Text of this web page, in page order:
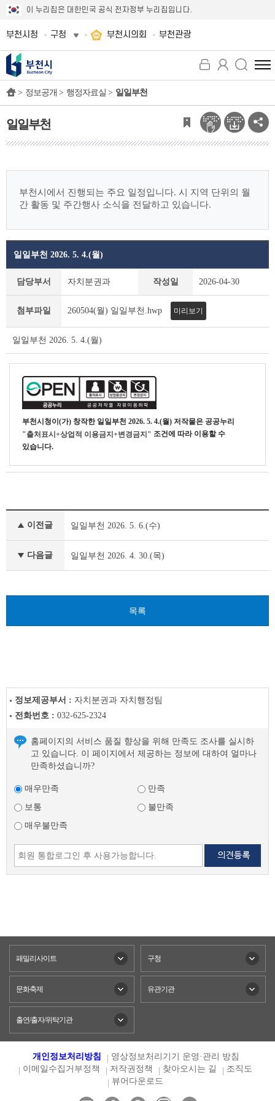
이 누리집은 대한민국 공식 전자정부 누리집입니다.
부천시청 구청 부천시의회 부천관광
전
체
뉴
보
기
> 정보공개 > 행정자료실 > 일일부천
일일부천
부천시에서 진행되는 주요 일정입니다. 시 지역 단위의 월
간 활동 및 주간행사 소식을 전달하고 있습니다.
상
세
회
일일부천 2026. 5. 4.(월)
담당부서 자치분권과 작성일 2026-04-30
첨부파일 260504(월) 일일부천.hwp 미리보기
일일부천 2026. 5. 4.(월)
부천시청이(가) 창작한 일일부천 2026. 5. 4.(월) 저작물은 공공누리
"출처표시+상업적 이용금지+변경금지" 조건에 따라 이용할 수
있습니다.
부
글
이전글 일일부천 2026. 5. 6.(수)
다음글 일일부천 2026. 4. 30.(목)
목록
정보제공부서 : 자치분권과 자치행정팀
전화번호 : 032-625-2324
홈페이지의 서비스 품질 향상을 위해 만족도 조사를 실시하
고 있습니다. 이 페이지에서 제공하는 정보에 대하여 얼마나
만족하셨습니까?
매우만족
만족
보통
불만족
매우불만족
패밀리사이트 구청
문화축제 유관기관
출연/출자/위탁기관
개인정보처리방침
영상정보처리기기 운영·관리 방침
이메일수집거부정책
저작권정책 찾아오시는 길
조직도
뷰어다운로드